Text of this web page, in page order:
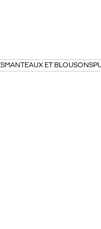
MANTEAUX ET BLOUSONS